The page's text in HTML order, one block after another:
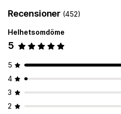
Recensioner (452)
Helhetsomdöme
5
5
4
3
2